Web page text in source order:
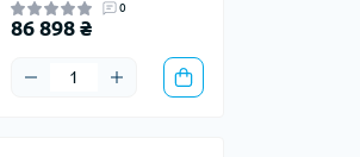
0
86 898 ₴